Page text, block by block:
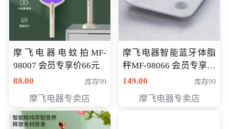
摩飞电器电蚊拍MF-
98007 会员专享价66元
88.00
库存99
摩飞电器专卖店
摩飞电器智能蓝牙体脂
秤MF-98066 会员专享价
98元
149.00 库存99
摩飞电器专卖店